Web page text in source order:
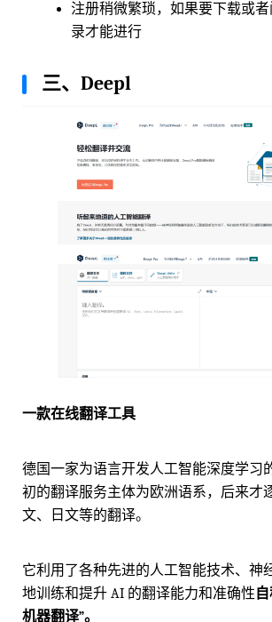
注册稍微繁琐，如果要下载或
录才能进行
三、Deepl
一款在线翻译工具
德国一家为语言开发人工智能深度学习
初的翻译服务主体为欧洲语系，后来才
文、日文等的翻译。
它利用了各种先进的人工智能技术、神
地训练和提升 AI 的翻译能力和准确性
机器翻译”。